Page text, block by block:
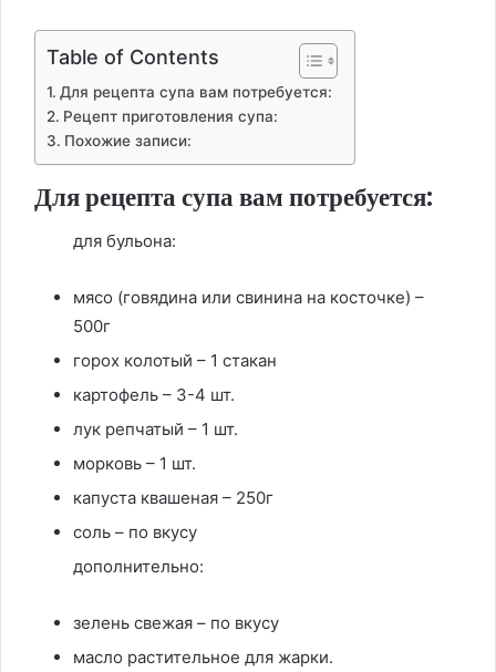
Table of Contents
Для рецепта супа вам потребуется:
Рецепт приготовления супа:
Похожие записи:
Для рецепта супа вам потребуется:
для бульона:
мясо (говядина или свинина на косточке) –
500г
горох колотый – 1 стакан
картофель – 3-4 шт.
лук репчатый – 1 шт.
морковь – 1 шт.
капуста квашеная – 250г
соль – по вкусу
дополнительно:
зелень свежая – по вкусу
масло растительное для жарки.